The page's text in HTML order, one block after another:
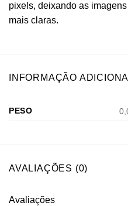
pixels, deixando as
mais claras.
INFORMAÇÃO
PESO
AVALIAÇÕES (0)
Avaliações